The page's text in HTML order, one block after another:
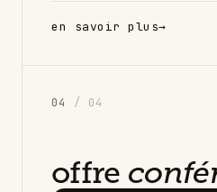
en savoir plus→
04 / 04
offre